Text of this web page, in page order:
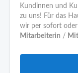
Kundinnen und
zu uns! Für das
wir per sofort oder
Mitarbeiterin /